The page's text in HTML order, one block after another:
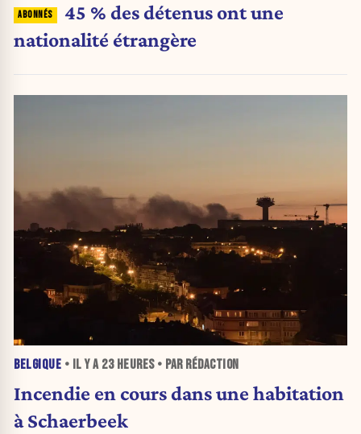
45 % des détenus ont une
nationalité étrangère
BELGIQUE • IL Y A 23 HEURES• PAR RÉDACTION
Incendie en cours dans une habitation
à Schaerbeek